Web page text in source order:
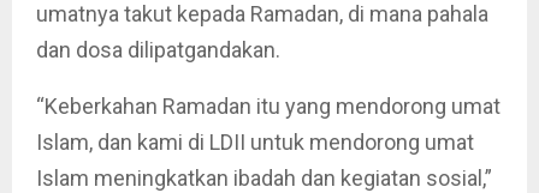
umatnya takut kepada Ramadan, di mana pahala
dan dosa dilipatgandakan.
“Keberkahan Ramadan itu yang mendorong umat
Islam, dan kami di LDII untuk mendorong umat
Islam meningkatkan ibadah dan kegiatan sosial,”